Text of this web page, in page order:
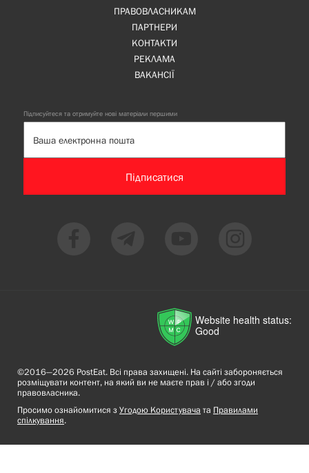
ПРАВОВЛАСНИКАМ
ПАРТНЕРИ
КОНТАКТИ
РЕКЛАМА
ВАКАНСІЇ
Підписуйтеся та отримуйте нові матеріали першими
Підписатися
Website health status:
Good
©2016—2026 PostEat. Всі права захищені. На сайті забороняється
розміщувати контент, на який ви не маєте прав і / або згоди
правовласника.
Просимо ознайомитися з Угодою Користувача та Правилами
спілкування.